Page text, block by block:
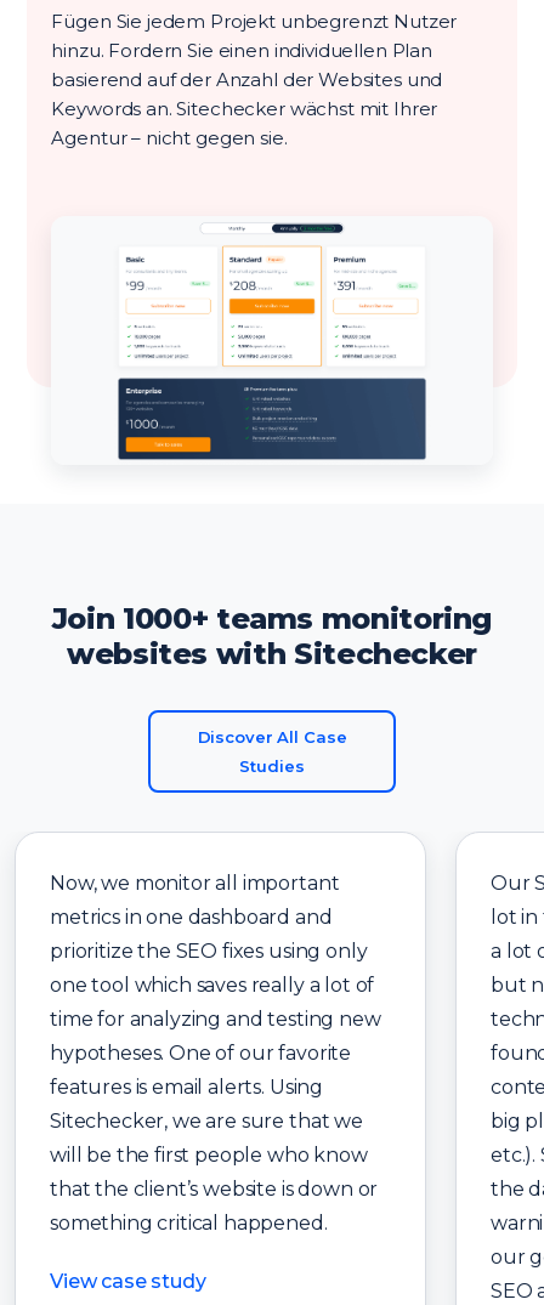
Fügen Sie jedem Projekt unbegrenzt Nutzer
hinzu. Fordern Sie einen individuellen Plan
basierend auf der Anzahl der Websites und
Keywords an. Sitechecker wächst mit Ihrer
Agentur – nicht gegen sie.
Join 1000+ teams monitoring
websites with Sitechecker
Discover All Case
Studies
Now, we monitor all important
metrics in one dashboard and
prioritize the SEO fixes using only
one tool which saves really a lot of
time for analyzing and testing new
hypotheses. One of our favorite
features is email alerts. Using
Sitechecker, we are sure that we
will be the first people who know
that the client’s website is down or
something critical happened.
View case study
Our
lot
a lot
but
big
etc.).
the
our
SEO